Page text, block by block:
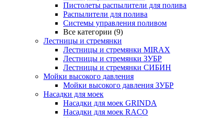
Пистолеты распылители для полива
Распылители для полива
Системы управления поливом
Все категории (9)
Лестницы и стремянки
Лестницы и стремянки MIRAX
Лестницы и стремянки ЗУБР
Лестницы и стремянки СИБИН
Мойки высокого давления
Мойки высокого давления ЗУБР
Насадки для моек
Насадки для моек GRINDA
Насадки для моек RACO